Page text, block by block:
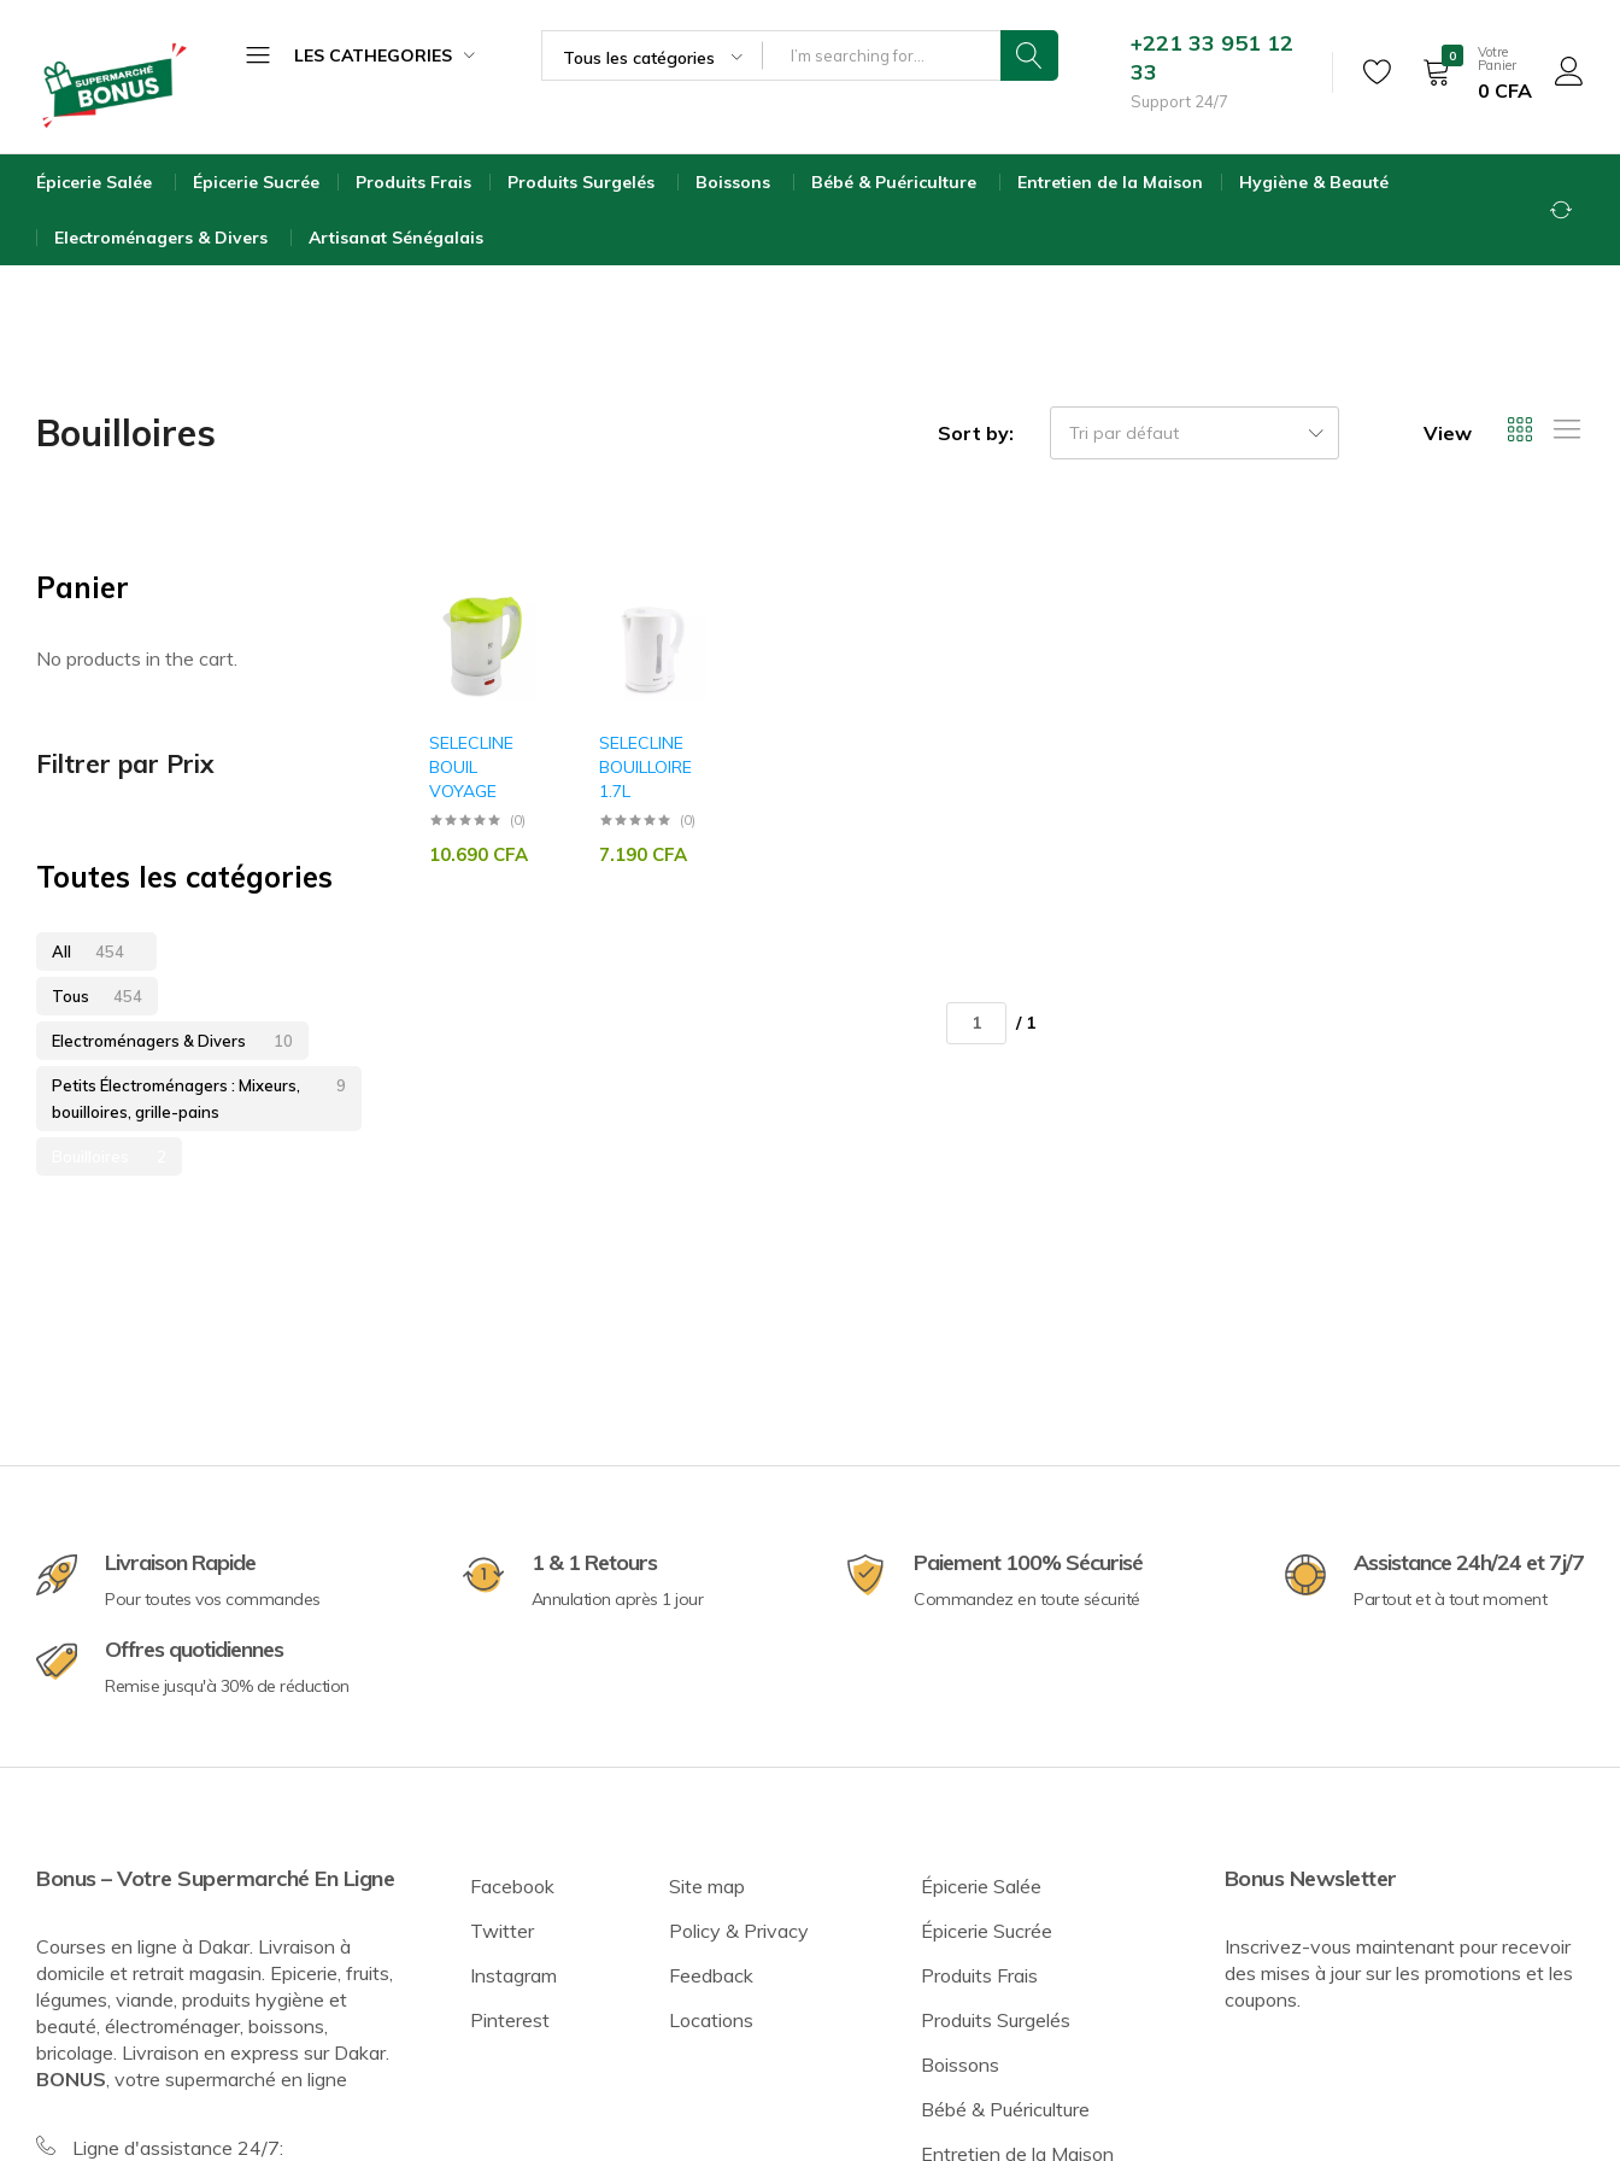
supermarche.com
LES CATHEGORIES
Épicerie Sucrée
Produits Frais
Produits Surgelés
Tous les catégories
+221 33 951 12
33
Support 24/7
0 Votre
Panier
0 CFA
Épicerie Salée Épicerie Sucrée Produits Frais Produits Surgelés Boissons Bébé & Puériculture Entretien de la Maison Hygiène & Beauté
Electroménagers & Divers Artisanat Sénégalais
Bouilloires Sort by: Tri par défaut View
SELECLINE
BOUIL
VOYAGE
(0)
10.690 CFA
SELECLINE
BOUILLOIRE
1.7L
(0)
7.190 CFA
/ 1
Panier
No products in the cart.
Filtrer par Prix
Toutes les catégories
All 454
Tous 454
Electroménagers & Divers 10
Petits Électroménagers : Mixeurs,
bouilloires, grille-pains
9
Livraison Rapide
Pour toutes vos commandes
1 & 1 Retours
Annulation après 1 jour
Paiement 100% Sécurisé
Commandez en toute sécurité
Assistance 24h/24 et 7j/7
Partout et à tout moment
Offres quotidiennes
Remise jusqu'à 30% de réduction
Bonus – Votre Supermarché En Ligne
Courses en ligne à Dakar. Livraison à
domicile et retrait magasin. Epicerie, fruits,
légumes, viande, produits hygiène et
beauté, électroménager, boissons,
bricolage. Livraison en express sur Dakar.
BONUS, votre supermarché en ligne
Ligne d'assistance 24/7:
Facebook
Twitter
Instagram
Pinterest
Site map
Policy & Privacy
Feedback
Locations
Épicerie Salée
Épicerie Sucrée
Produits Frais
Produits Surgelés
Boissons
Bébé & Puériculture
Entretien de la Maison
Bonus Newsletter
Inscrivez-vous maintenant pour recevoir
des mises à jour sur les promotions et les
coupons.